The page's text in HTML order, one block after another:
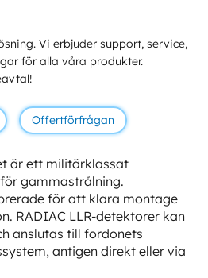
Vi erbjuder support, service,
för alla våra produkter.
Offertförfrågan
är ett militärklassat
gammastrålning.
för att klara montage
RADIAC LLR-detektorer kan
anslutas till fordonets
antigen direkt eller via